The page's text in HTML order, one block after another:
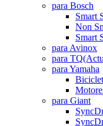
para Bosch
Smart
Non
Smart
para Avinox
para TQ
para Yamaha
para Giant